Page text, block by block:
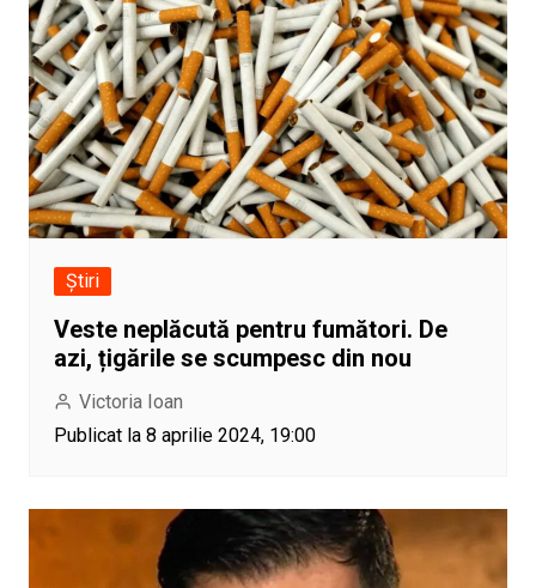
Știri
Veste neplăcută pentru fumători. De
azi, țigările se scumpesc din nou
Victoria Ioan
Publicat la 8 aprilie 2024, 19:00